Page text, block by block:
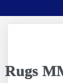
Rugs